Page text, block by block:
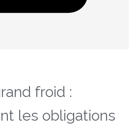
froid :
les obligations